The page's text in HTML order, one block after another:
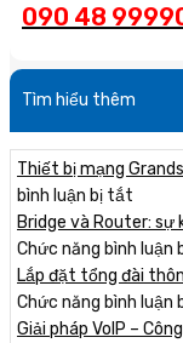
090 48
Tìm hiểu thêm
Thiết bị mạng
bình luận bị tắt
Thiết
bị
mạng
lợi
Bridge và Router:
Chức năng bình luận
Lắp đặt tổng đài
Chức năng bình luận
Giải pháp VoIP –